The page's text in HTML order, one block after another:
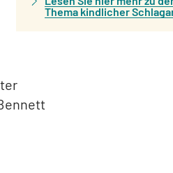
Thema kindlicher